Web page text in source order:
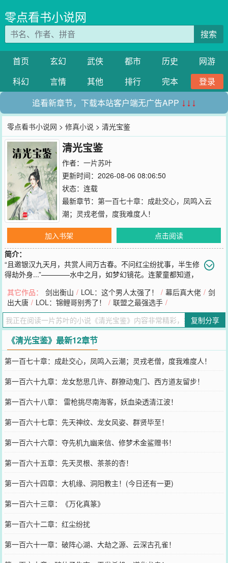
零点看书小说网
搜索
首页 玄幻 武侠 都市 历史
网游
科幻
言情 其他 排行 完本
登录
追看新章节，下载本站客户端无广告APP ↓↓↓
零点看书小说网 >修真小说 > 清光宝鉴
清光宝鉴
作者： 一片苏叶
更新时间：2026-08-06 08:06:50
状态：连载
最新章节： 第一百七十章：成赴交心，凤鸣入云
潮；灵戎老僧，度我难度人！
加入书架
点击阅读
简介：
“且邀银汉九天月，共赏人间万古春。不问红尘纷扰事，半生修
得劫外身...”————水中之月，如梦幻镜花。连蒙童都知道，
……
您要是觉得《清光宝鉴》还不错的话请不要忘记向您QQ群和微博微信
里的朋友推荐哦！
其它作品： 剑出衡山 / LOL：这个男人太强了！ / 幕后真大佬 / 剑
出大唐 / LOL：锦鲤哥别秀了！ / 联盟之最强选手 /
复制分享
《清光宝鉴》最新12章节
第一百七十章：成赴交心，凤鸣入云潮；灵戎老僧，度我难度人！
第一百六十九章：龙女愁思几许、群獠动鬼门、西方道友留步！
第一百六十八章： 雷枪挑尽南海客，妖血染透清江波！
第一百六十七章：先天神纹、龙女风姿、群贤毕至！
第一百六十六章：夺先机九幽来信、修梦术金鲨赠书！
第一百六十五章：先天灵根、茶茶的杏！
第一百六十四章：大机缘、洞阳教主！(今日还有一更)
第一百六十三章：《万化真篆》
第一百六十二章：红尘纷扰
第一百六十一章：破阵心湖、大劫之源、云深古孔雀！